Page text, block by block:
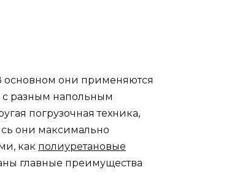
основном они применяются
с разным напольным
погрузочная техника,
они максимально
как полиуретановые
главные преимущества